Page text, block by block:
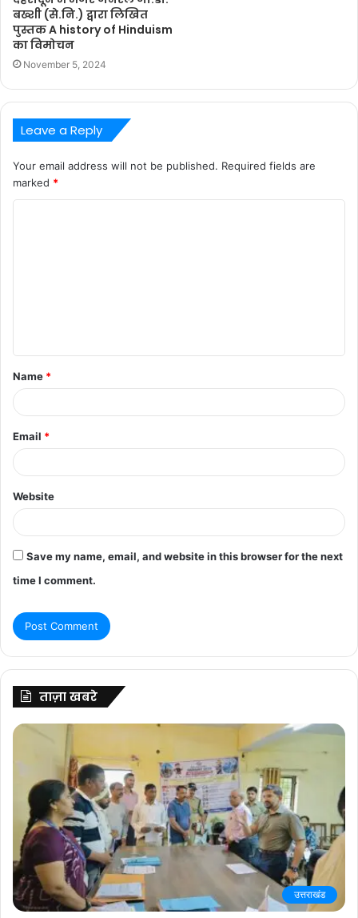
बख्शी (से.नि.) द्वारा लिखित
पुस्तक A history of Hinduism
का विमोचन
November 5, 2024
Leave a Reply
Your email address will not be published. Required fields are
marked *
t
*
Name *
Email *
Website
Save my name, email, and website in this browser for the next
time I comment.
ताज़ा खबरे
उत्तराखंड